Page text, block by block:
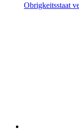
Obrigkeitsstaat